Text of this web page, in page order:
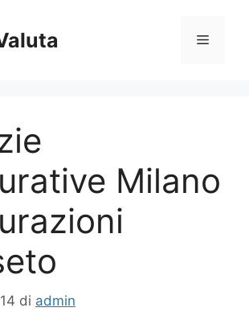
Menu
Milano
di admin